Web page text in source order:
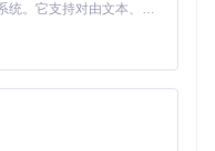
硬件与新系统的兼容。
MiniMax H3 是一个通用的全模态生成系统。它支持对由文本、图像、视频和音频组成的多模态上下文进行统一理解，并能生成分辨率高达 2K、时长可达 15 秒的带原生立体声音频的视频。得益于面向任务泛化的系统设计，H3 在预训练阶段就已具备广泛的多模态上下文理解与生成能力，能够出色地执行复杂的多模态指令。